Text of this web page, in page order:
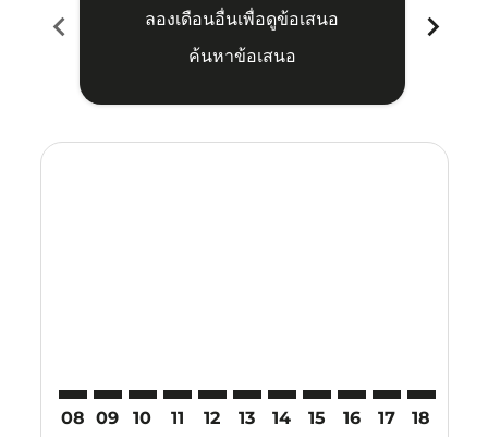
chevron_left
ลองเดือนอื่นเพื่อดูข้อเสนอ
ค้นหาข้อเสนอ
chevron_right
08 09 10 11 12 13 14 15 16 17 18